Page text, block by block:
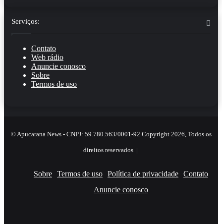
Serviços:
Contato
Web rádio
Anuncie conosco
Sobre
Termos de uso
© Apucarana News - CNPJ: 59.780.563/0001-92 Copyright 2026, Todos os
direitos reservados |
Sobre Termos de uso Política de privacidade Contato
Anuncie conosco